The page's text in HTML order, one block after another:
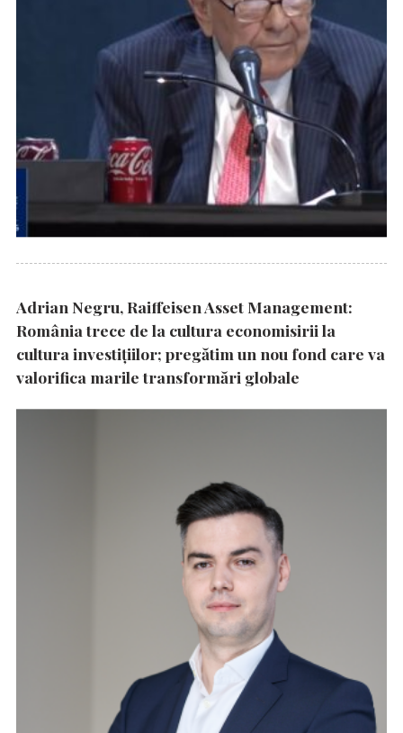
Adrian Negru, Raiffeisen Asset Management:
România trece de la cultura economisirii la
cultura investițiilor; pregătim un nou fond care va
valorifica marile transformări globale